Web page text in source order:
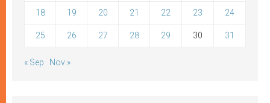
18 19 20 21 22 23 24
25 26 27 28 29 30 31
« Sep Nov »